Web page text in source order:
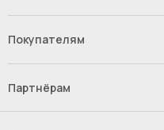
Вакансии
Покупателям
Возврат и обмен товара
Партнёрам